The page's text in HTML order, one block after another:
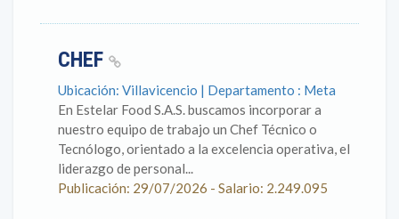
CHEF
Ubicación: Villavicencio | Departamento : Meta
En Estelar Food S.A.S. buscamos incorporar a
nuestro equipo de trabajo un Chef Técnico o
Tecnólogo, orientado a la excelencia operativa, el
liderazgo de personal...
Publicación: 29/07/2026 - Salario: 2.249.095